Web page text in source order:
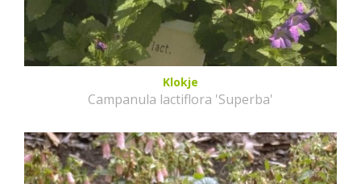
Klokje
Campanula lactiflora 'Superba'